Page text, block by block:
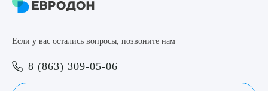
Если у вас остались вопросы, позвоните нам
8 (863) 309-05-06